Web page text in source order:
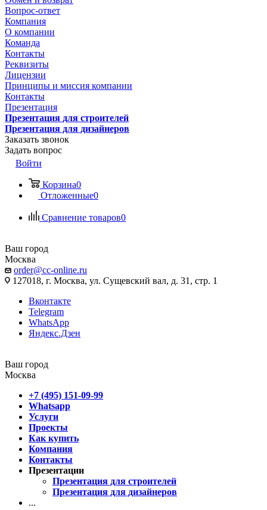
Вопрос-ответ
Компания
О компании
Команда
Контакты
Реквизиты
Лицензии
Принципы и миссия компании
Контакты
Презентация
Презентация для строителей
Презентация для дизайнеров
Заказать звонок
Задать вопрос
Войти
Корзина0
Отложенные0
Сравнение товаров0
Ваш город
Москва
order@cc-online.ru
127018, г. Москва, ул. Сущевский вал, д. 31, стр. 1
Вконтакте
Telegram
WhatsApp
Яндекс.Дзен
Ваш город
Москва
+7 (495) 151-09-99
Whatsapp
Услуги
Проекты
Как купить
Компания
Контакты
Презентации
Презентация для строителей
Презентация для дизайнеров
...